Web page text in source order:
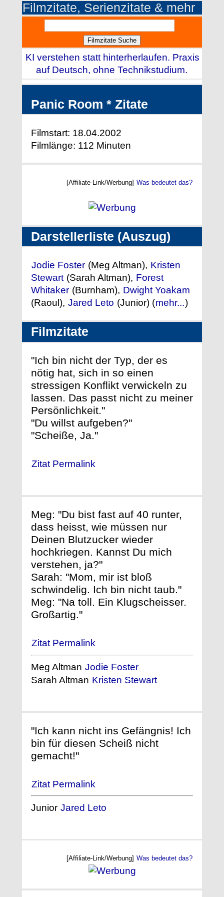
Filmzitate, Serienzitate & mehr
KI verstehen statt hinterherlaufen. Praxis
auf Deutsch, ohne Technikstudium.
Panic Room * Zitate
Filmstart: 18.04.2002
Filmlänge: 112 Minuten
[Affiliate-Link/Werbung] Was bedeutet das?
Darstellerliste (Auszug)
Jodie Foster (Meg Altman), Kristen
Stewart (Sarah Altman), Forest
Whitaker (Burnham), Dwight Yoakam
(Raoul), Jared Leto (Junior) (mehr...)
Filmzitate
"Ich bin nicht der Typ, der es
nötig hat, sich in so einen
stressigen Konflikt verwickeln zu
lassen. Das passt nicht zu meiner
Persönlichkeit."
"Du willst aufgeben?"
"Scheiße, Ja."
Zitat Permalink
Meg: "Du bist fast auf 40 runter,
dass heisst, wie müssen nur
Deinen Blutzucker wieder
hochkriegen. Kannst Du mich
verstehen, ja?"
Sarah: "Mom, mir ist bloß
schwindelig. Ich bin nicht taub."
Meg: "Na toll. Ein Klugscheisser.
Großartig."
Zitat Permalink
Meg Altman Jodie Foster
Sarah Altman Kristen Stewart
"Ich kann nicht ins Gefängnis! Ich
bin für diesen Scheiß nicht
gemacht!"
Zitat Permalink
Junior Jared Leto
[Affiliate-Link/Werbung] Was bedeutet das?